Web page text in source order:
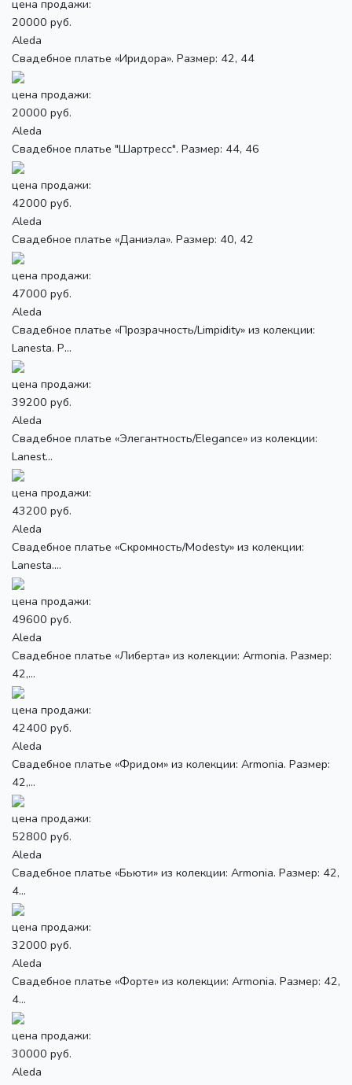
цена продажи:
20000 руб.
Aleda
Свадебное платье «Иридора». Размер: 42, 44
цена продажи:
20000 руб.
Aleda
Свадебное платье "Шартресс". Размер: 44, 46
цена продажи:
42000 руб.
Aleda
Свадебное платье «Даниэла». Размер: 40, 42
цена продажи:
47000 руб.
Aleda
Свадебное платье «Прозрачность/Limpidity» из колекции:
Lanesta. Р...
цена продажи:
39200 руб.
Aleda
Свадебное платье «Элегантность/Elegance» из колекции:
Lanest...
цена продажи:
43200 руб.
Aleda
Свадебное платье «Скромность/Modesty» из колекции:
Lanesta....
цена продажи:
49600 руб.
Aleda
Свадебное платье «Либерта» из колекции: Armonia. Размер:
42,...
цена продажи:
42400 руб.
Aleda
Свадебное платье «Фридом» из колекции: Armonia. Размер:
42,...
цена продажи:
52800 руб.
Aleda
Свадебное платье «Бьюти» из колекции: Armonia. Размер: 42,
4...
цена продажи:
32000 руб.
Aleda
Свадебное платье «Форте» из колекции: Armonia. Размер: 42,
4...
цена продажи:
30000 руб.
Aleda